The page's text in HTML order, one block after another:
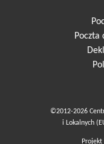
Poczta
©2012-2026
i Lokalnych